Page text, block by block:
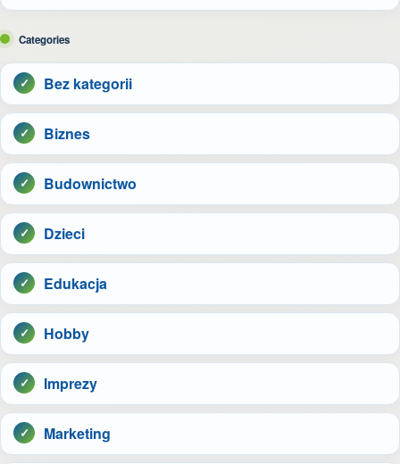
Categories
Bez kategorii
Biznes
Budownictwo
Dzieci
Edukacja
Hobby
Imprezy
Marketing